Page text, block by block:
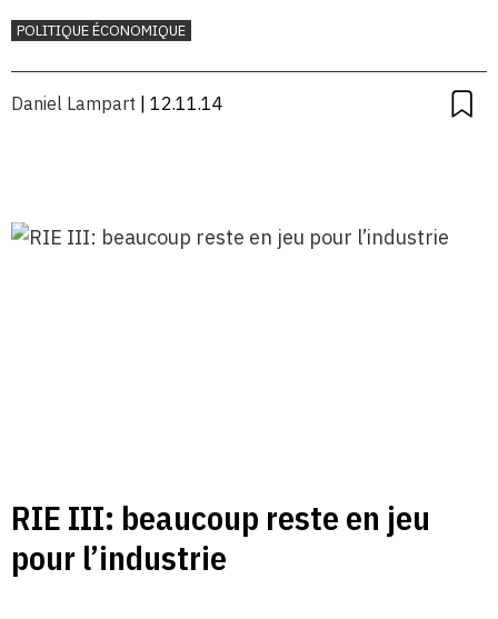
POLITIQUE ÉCONOMIQUE
Daniel Lampart | 12.11.14
RIE III: beaucoup reste en jeu
pour l’industrie